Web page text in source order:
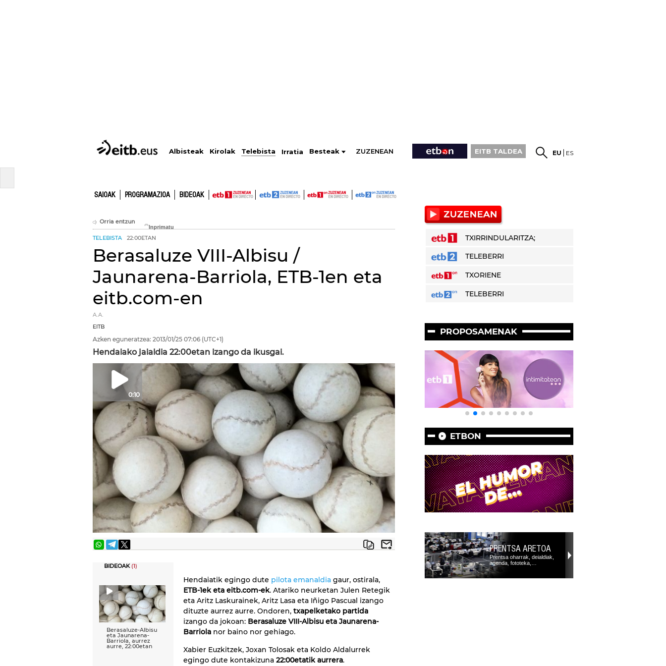
Albisteak Kirolak Telebista Irratia Besteak ZUZENEAN EITB TALDEA EU ES
SAIOAK PROGRAMAZIOA BIDEOAK
Orria entzun
TELEBISTA 22:00ETAN
Berasaluze VIII-Albisu /
Jaunarena-Barriola, ETB-1en eta
eitb.com-en
A.A.
EITB
Azken eguneratzea: 2013/01/25 07:06 (UTC+1)
Hendaiako jaialdia 22:00etan izango da ikusgai.
0:10
BIDEOAK(1)
Berasaluze-Albisu
eta Jaunarena-
Barriola, aurrez
aurre, 22:00etan
Hendaiatik egingo dute pilota emanaldia gaur, ostirala,
ETB-1ek eta eitb.com-ek. Atariko neurketan Julen Retegik
eta Aritz Laskurainek, Aritz Lasa eta Iñigo Pascual izango
dituzte aurrez aurre. Ondoren, txapelketako partida
izango da jokoan: Berasaluze VIII-Albisu eta Jaunarena-
Barriola nor baino nor gehiago.
Xabier Euzkitzek, Joxan Tolosak eta Koldo Aldalurrek
egingo dute kontakizuna 22:00etatik aurrera.
TXIRRINDULARITZA;
TELEBERRI
TXORIENE
TELEBERRI
PROPOSAMENAK
ETBON
PRENTSA ARETOA
Prentsa oharrak, deialdiak,
agenda, fototeka,…